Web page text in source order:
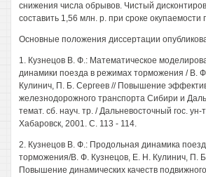
снижения числа обрывов. Чистый
составить 1,56 млн. р. при сроке окупаемости
Основные положения диссертации
1. Кузнецов В. Ф.: Математическое
динамики поезда в режимах торможения / В.
Кулинич, П. Б. Сергеев // Повышение
железнодорожного транспорта Сибири и
темат. сб. науч. тр. / Дальневосточный гос.
Хабаровск, 2001. С. 113 - 114.
2. Кузнецов В. Ф.: Продольная динамика
торможения/В. Ф. Кузнецов, Е. Н. Кулинич, П.
Повышение динамических качеств